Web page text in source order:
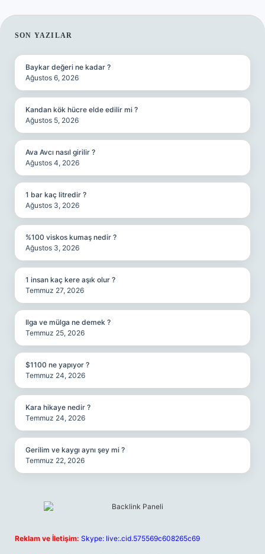
SIDEBAR
SON YAZILAR
Baykar değeri ne kadar ?
Ağustos 6, 2026
Kandan kök hücre elde edilir mi ?
Ağustos 5, 2026
Ava Avcı nasıl girilir ?
Ağustos 4, 2026
1 bar kaç litredir ?
Ağustos 3, 2026
%100 viskos kumaş nedir ?
Ağustos 3, 2026
1 insan kaç kere aşık olur ?
Temmuz 27, 2026
Ilga ve mülga ne demek ?
Temmuz 25, 2026
$1100 ne yapıyor ?
Temmuz 24, 2026
Kara hikaye nedir ?
Temmuz 24, 2026
Gerilim ve kaygı aynı şey mi ?
Temmuz 22, 2026
Reklam ve İletişim: Skype: live:.cid.575569c608265c69